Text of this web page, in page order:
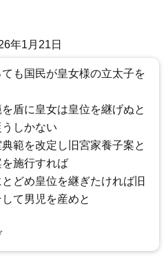
年1月21日
も国民が皇女様の立太子を
盾に皇女は皇位を継げぬと
しかない
範を改定し旧宮家養子案と
施行すれば
どめ皇位を継ぎたければ旧
て男児を産めと